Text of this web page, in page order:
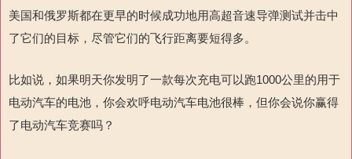
美国和俄罗斯都在更早的时候成功地用高超音速导弹测试并击中
了它们的目标，尽管它们的飞行距离要短得多。
比如说，如果明天你发明了一款每次充电可以跑1000公里的用于
电动汽车的电池，你会欢呼电动汽车电池很棒，但你会说你赢得
了电动汽车竞赛吗？